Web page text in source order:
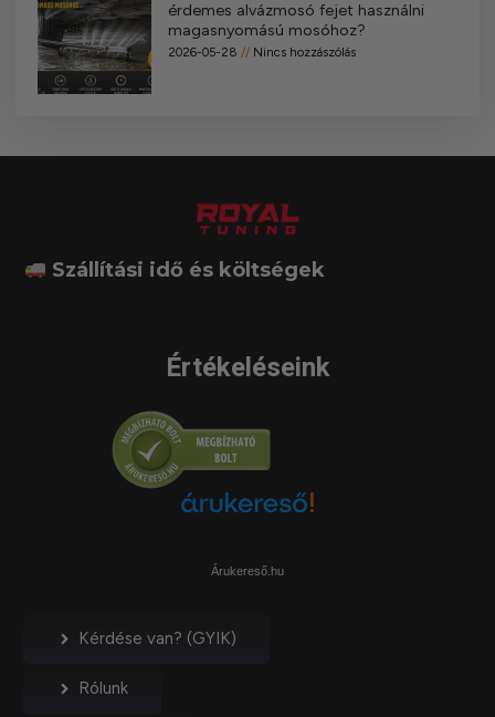
érdemes alvázmosó fejet használni
magasnyomású mosóhoz?
2026-05-28 Nincs hozzászólás
Szállítási idő és költségek
Értékeléseink
Árukereső.hu
Kérdése van? (GYIK)
Rólunk